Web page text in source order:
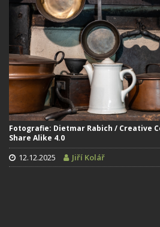
Fotografie: Dietmar Rabich / Creative
Share Alike 4.0
12.12.2025 Jiří Kolář